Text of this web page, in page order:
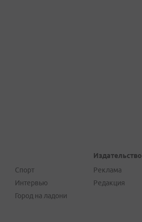
Спорт
Интервью
Город на ладони
Издательство
Реклама
Редакция